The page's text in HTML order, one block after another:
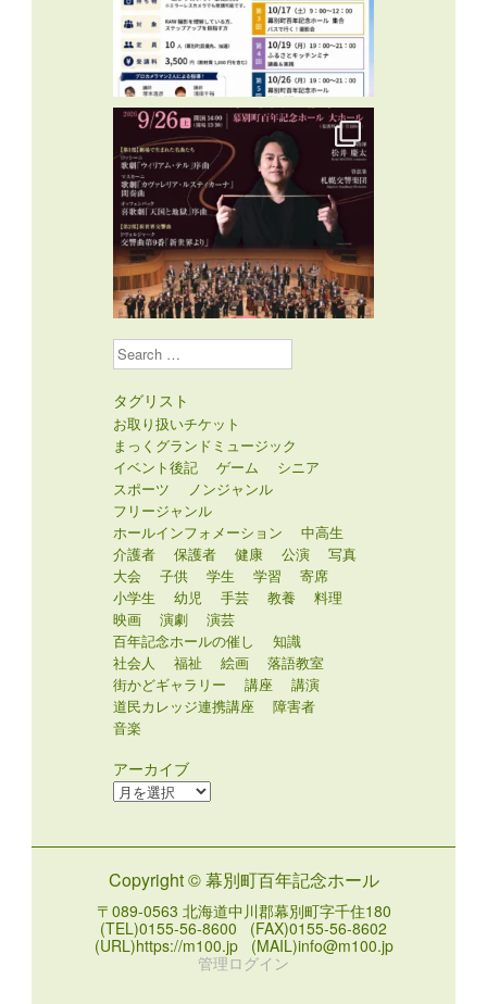
Search
タグリスト
お取り扱いチケット
まっくグランドミュージック
イベント後記
ゲーム
シニア
スポーツ
ノンジャンル
フリージャンル
ホールインフォメーション
中高生
介護者
保護者 健康 公演
写真
大会
子供 学生 学習
寄席
小学生
幼児 手芸 教養
料理
映画
演劇
演芸
百年記念ホールの催し
知識
社会人
福祉 絵画
落語教室
街かどギャラリー
講座
講演
道民カレッジ連携講座
障害者
音楽
アーカイブ
ア
ブ
Copyright © 幕別町百年記念ホール
〒089-0563 北海道中川郡幕別町字千住180
(TEL)0155-56-8600 (FAX)0155-56-8602
(URL)https://m100.jp (MAIL)info@m100.jp
管理ログイン